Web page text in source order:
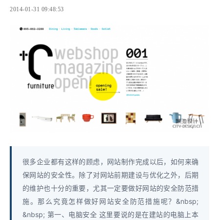
2014-01-31 09:48:53
很多企业都有这样的顾虑，网站制作完成以后，如何来确
保网站的安全性。除了对网站前期建设与优化之外，后期
的维护也十分的重要，尤其一定要做好网站的安全防范措
施。那么究竟怎样做好网站安全防范措施呢？&nbsp;
&nbsp; 第一、电脑安全 这里要说的是在建站的电脑上本